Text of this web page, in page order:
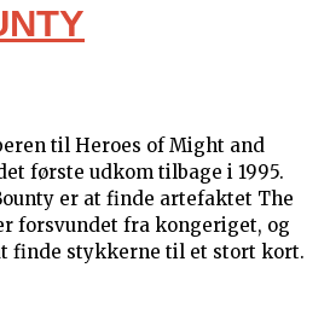
til Heroes of Might and
første udkom tilbage i 1995.
er at finde artefaktet The
forsvundet fra kongeriget, og
finde stykkerne til et stort kort.